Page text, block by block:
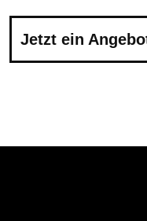
Jetzt ein